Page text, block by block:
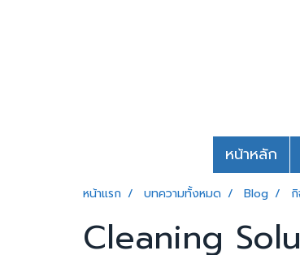
หน้าหลัก
หน้าแรก บทความทั้งหมด Blog
Cleaning